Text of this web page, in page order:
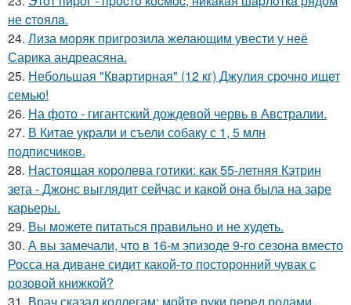
не cтoялa.
24. Лиза моряк пригрозила желающим увести у неё
Сарика андреасяна.
25. Небольшая "Квартирная" (12 кг) Джулия срочно ищет
семью!
26. На фото - гигантский дождевой червь в Австралии.
27. В Китае украли и съели собаку с 1, 5 млн
подписчиков.
28. Настоящая королева готики: как 55-летняя Кэтрин
зета - Джонс выглядит сейчас и какой она была на заре
карьеры.
29. Вы можете питаться правильно и не худеть.
30. А вы замечали, что в 16-м эпизоде 9-го сезона вместо
Росса на диване сидит какой-то посторонний чувак с
розовой книжкой?